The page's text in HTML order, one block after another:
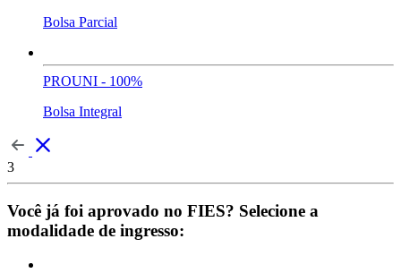
Bolsa Parcial
PROUNI - 100%
Bolsa Integral
3
Você já foi aprovado no FIES? Selecione a
modalidade de ingresso: